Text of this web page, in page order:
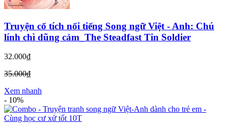
Truyện cổ tích nổi tiếng Song ngữ Việt - Anh: Chú
lính chì dũng cảm_The Steadfast Tin Soldier
32.000₫
35.000₫
Xem nhanh
- 10%